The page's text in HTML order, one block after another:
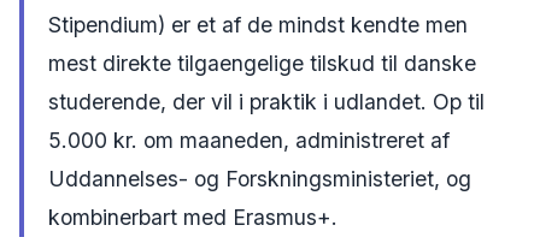
Stipendium) er et af de mindst kendte men
mest direkte tilgaengelige tilskud til danske
studerende, der vil i praktik i udlandet. Op til
5.000 kr. om maaneden, administreret af
Uddannelses- og Forskningsministeriet, og
kombinerbart med Erasmus+.